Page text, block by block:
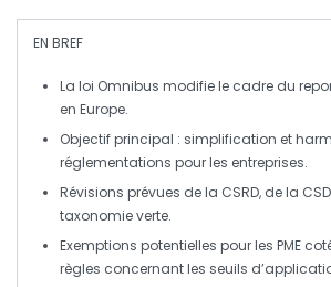
EN BREF
La loi Omnibus modifie le cadre du
en Europe.
Objectif principal : simplification et
réglementations pour les entreprises.
Révisions prévues de la CSRD, de la
taxonomie verte.
Exemptions potentielles pour les PME
règles concernant les seuils